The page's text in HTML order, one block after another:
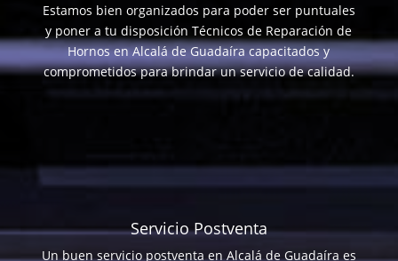
Estamos bien organizados para poder ser puntuales
y poner a tu disposición Técnicos de Reparación de
Hornos en Alcalá de Guadaíra capacitados y
comprometidos para brindar un servicio de calidad.
Servicio Postventa
Un buen servicio postventa en Alcalá de Guadaíra es